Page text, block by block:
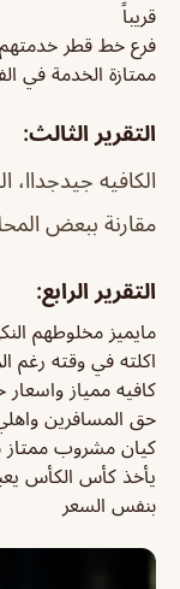
قريباً
فرع خط قطر
ممتازة الخدمة في
التقرير الثالث:
الكافيه جيدجداا،
مقارنة ببعض
التقرير الرابع:
مايميز مخلوطهم
اكلته في وقته رغم
كافيه ممياز واسعار
حق المسافرين
كيان مشروب
يأخذ كأس الكأس
بنفس السعر